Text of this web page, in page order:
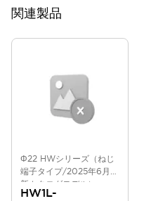
関連製品
Φ22 HWシリーズ（ねじ
端子タイプ/2025年6月版
新カタログモデル）
HW1L-